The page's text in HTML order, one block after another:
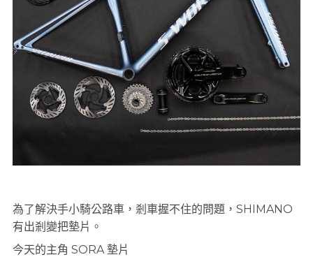
為了解決手小騎公路車，剎車握不住的問題，SHIMANO
有出剎變把墊片。
今天的主角 SORA 墊片